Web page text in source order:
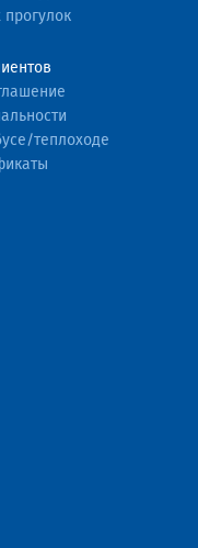
теплоходе